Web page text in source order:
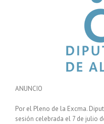
ANUNCIO
Por el Pleno de la Excma.
sesión celebrada el 7 de julio